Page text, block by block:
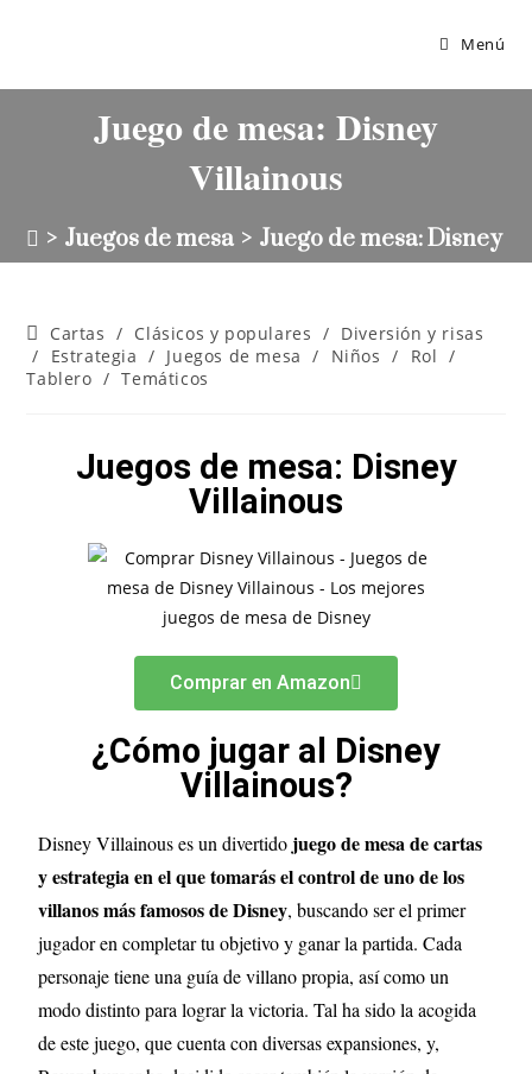
Menú
Juego de mesa: Disney
Villainous
> Juegos de mesa > Juego de mesa: Disney
Cartas / Clásicos y populares / Diversión y risas
/
Estrategia / Juegos de mesa / Niños / Rol /
Tablero / Temáticos
Juegos de mesa: Disney
Villainous
Comprar en Amazon
¿Cómo jugar al Disney
Villainous?
Disney Villainous es un divertido juego de mesa de cartas
y estrategia en el que tomarás el control de uno de los
villanos más famosos de Disney, buscando ser el primer
jugador en completar tu objetivo y ganar la partida. Cada
personaje tiene una guía de villano propia, así como un
modo distinto para lograr la victoria. Tal ha sido la acogida
de este juego, que cuenta con diversas expansiones, y,